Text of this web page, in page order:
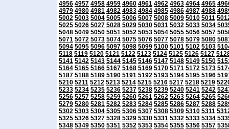
4956 4957 4958 4959 4960 4961 4962 4963 4964 4965
4979 4980 4981 4982 4983 4984 4985 4986 4987 4988
5002 5003 5004 5005 5006 5007 5008 5009 5010 5011
5025 5026 5027 5028 5029 5030 5031 5032 5033 5034
5048 5049 5050 5051 5052 5053 5054 5055 5056 5057
5071 5072 5073 5074 5075 5076 5077 5078 5079 5080
5094 5095 5096 5097 5098 5099 5100 5101 5102 5103
5118 5119 5120 5121 5122 5123 5124 5125 5126 5127
5141 5142 5143 5144 5145 5146 5147 5148 5149 5150
5164 5165 5166 5167 5168 5169 5170 5171 5172 5173
5187 5188 5189 5190 5191 5192 5193 5194 5195 5196
5210 5211 5212 5213 5214 5215 5216 5217 5218 5219
5233 5234 5235 5236 5237 5238 5239 5240 5241 5242
5256 5257 5258 5259 5260 5261 5262 5263 5264 5265
5279 5280 5281 5282 5283 5284 5285 5286 5287 5288
5302 5303 5304 5305 5306 5307 5308 5309 5310 5311
5325 5326 5327 5328 5329 5330 5331 5332 5333 5334
5348 5349 5350 5351 5352 5353 5354 5355 5356 5357